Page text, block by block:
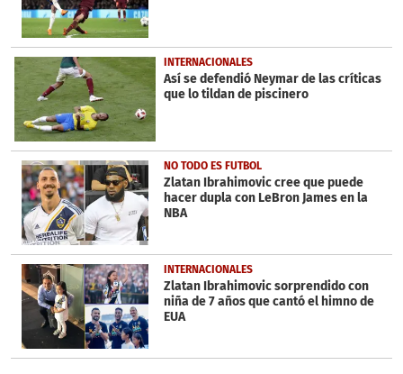
INTERNACIONALES
Así se defendió Neymar de las críticas
que lo tildan de piscinero
NO TODO ES FUTBOL
Zlatan Ibrahimovic cree que puede
hacer dupla con LeBron James en la
NBA
INTERNACIONALES
Zlatan Ibrahimovic sorprendido con
niña de 7 años que cantó el himno de
EUA